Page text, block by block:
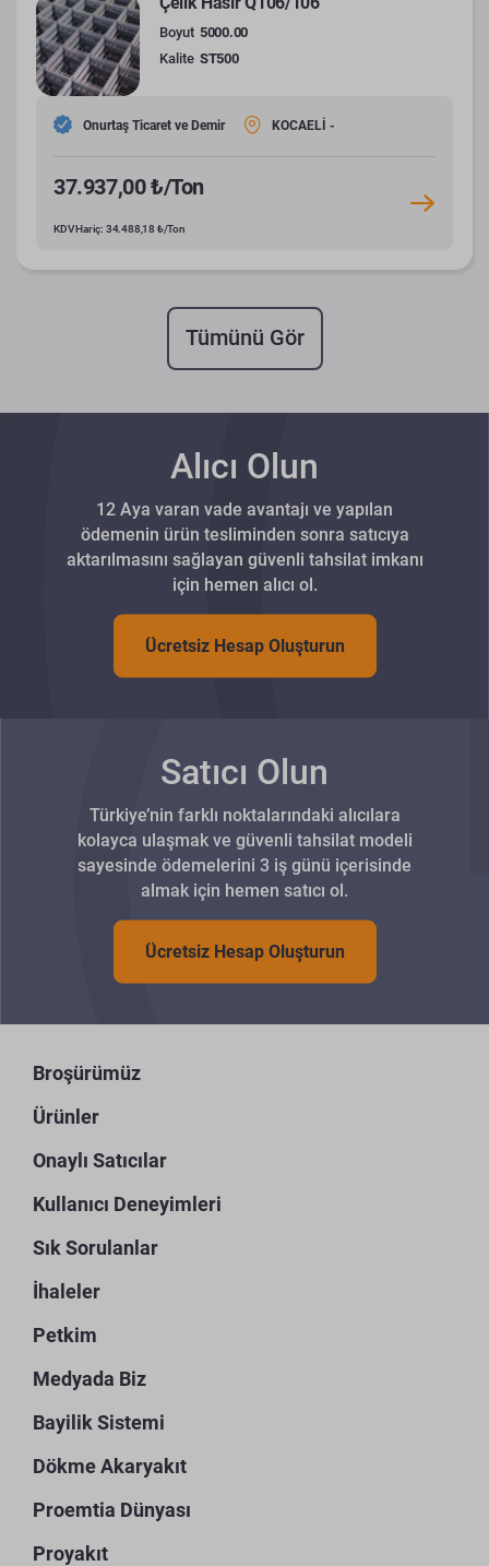
Boyut 5000.00
Kalite ST500
Onurtaş Ticaret ve Demir KOCAELİ -
37.937,00 ₺/Ton
KDV Hariç: 34.488,18 ₺/Ton
Tümünü Gör
Alıcı Olun
12 Aya varan vade avantajı ve yapılan
ödemenin ürün tesliminden sonra satıcıya
aktarılmasını sağlayan güvenli tahsilat imkanı
için hemen alıcı ol.
Ücretsiz Hesap Oluşturun
Satıcı Olun
Türkiye’nin farklı noktalarındaki alıcılara
kolayca ulaşmak ve güvenli tahsilat modeli
sayesinde ödemelerini 3 iş günü içerisinde
almak için hemen satıcı ol.
Ücretsiz Hesap Oluşturun
Broşürümüz
Ürünler
Onaylı Satıcılar
Kullanıcı Deneyimleri
Sık Sorulanlar
İhaleler
Petkim
Medyada Biz
Bayilik Sistemi
Dökme Akaryakıt
Proemtia Dünyası
Proyakıt